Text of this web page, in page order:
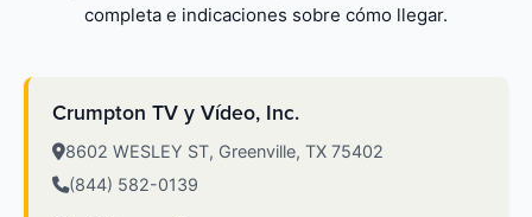
completa e indicaciones sobre cómo llegar.
Crumpton TV y Vídeo, Inc.
8602 WESLEY ST, Greenville, TX 75402
(844) 582-0139